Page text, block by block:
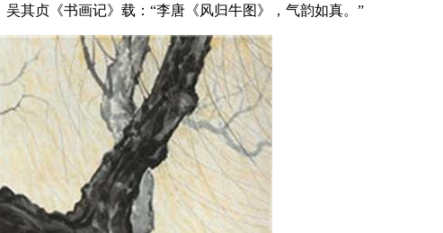
其贞《书画记》载：“李唐《风归牛图》，气韵如真。”